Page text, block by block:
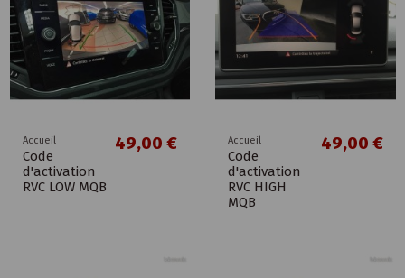
Accueil
Code
d'activation
RVC LOW MQB
49,00 € Accueil
Code
d'activation
RVC HIGH
MQB
49,00 €